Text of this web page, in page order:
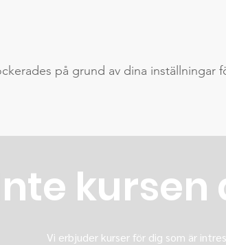
på grund av dina inställningar
kursen
Vi erbjuder kurser för dig som är